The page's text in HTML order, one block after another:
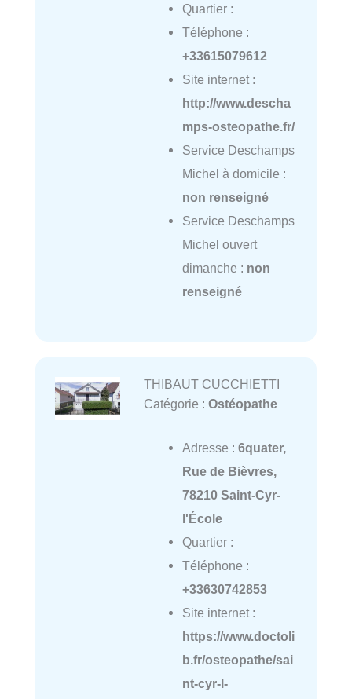
Quartier :
Téléphone :
+33615079612
Site internet :
http://www.descha
mps-osteopathe.fr/
Service Deschamps
Michel à domicile :
non renseigné
Service Deschamps
Michel ouvert
dimanche : non
renseigné
THIBAUT CUCCHIETTI
Catégorie : Ostéopathe
Adresse : 6quater,
Rue de Bièvres,
78210 Saint-Cyr-
l'École
Quartier :
Téléphone :
+33630742853
Site internet :
https://www.doctoli
b.fr/osteopathe/sai
nt-cyr-l-